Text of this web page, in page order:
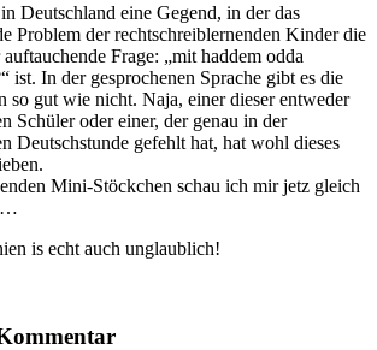
Deutschland eine Gegend, in der das
Problem der rechtschreiblernenden Kinder die
Frage: „mit haddem odda
ist. In der gesprochenen Sprache gibt es die
so gut wie nicht. Naja, einer dieser entweder
Schüler oder einer, der genau in der
Deutschstunde gefehlt hat, hat wohl dieses
Mini-Stöckchen schau ich mir jetz gleich
is echt auch unglaublich!